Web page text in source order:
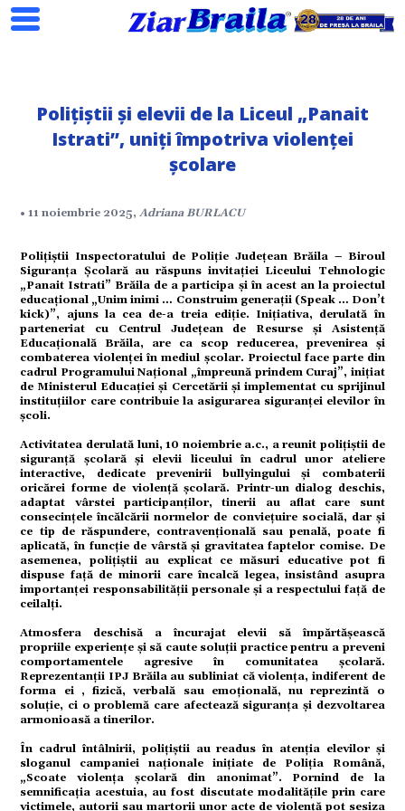
Polițiștii și elevii de la Liceul „Panait
Istrati”, uniți împotriva violenței
școlare
• 11 noiembrie 2025,Adriana BURLACU
Polițiștii Inspectoratului de Poliție Județean Brăila – Biroul
Siguranța Școlară au răspuns invitației Liceului Tehnologic
„Panait Istrati” Brăila de a participa și în acest an la proiectul
educațional „Unim inimi … Construim generații (Speak … Don’t
kick)”, ajuns la cea de-a treia ediție. Inițiativa, derulată în
parteneriat cu Centrul Județean de Resurse și Asistență
Educațională Brăila, are ca scop reducerea, prevenirea și
combaterea violenței în mediul școlar. Proiectul face parte din
cadrul Programului Național „împreună prindem Curaj”, inițiat
de Ministerul Educației și Cercetării și implementat cu sprijinul
instituțiilor care contribuie la asigurarea siguranței elevilor în
școli.
Activitatea derulată luni, 10 noiembrie a.c., a reunit polițiștii de
siguranță școlară și elevii liceului în cadrul unor ateliere
interactive, dedicate prevenirii bullyingului și combaterii
oricărei forme de violență școlară. Printr-un dialog deschis,
adaptat vârstei participanților, tinerii au aflat care sunt
consecințele încălcării normelor de conviețuire socială, dar și
ce tip de răspundere, contravențională sau penală, poate fi
aplicată, în funcție de vârstă și gravitatea faptelor comise. De
asemenea, polițiștii au explicat ce măsuri educative pot fi
dispuse față de minorii care încalcă legea, insistând asupra
importanței responsabilității personale și a respectului față de
ceilalți.
Atmosfera deschisă a încurajat elevii să împărtășească
propriile experiențe și să caute soluții practice pentru a preveni
comportamentele agresive în comunitatea școlară.
Reprezentanții IPJ Brăila au subliniat că violența, indiferent de
forma ei , fizică, verbală sau emoțională, nu reprezintă o
soluție, ci o problemă care afectează siguranța și dezvoltarea
armonioasă a tinerilor.
În cadrul întâlnirii, polițiștii au readus în atenția elevilor și
sloganul campaniei naționale inițiate de Poliția Română,
„Scoate violența școlară din anonimat”. Pornind de la
semnificația acestuia, au fost discutate modalitățile prin care
victimele, autorii sau martorii unor acte de violență pot sesiza